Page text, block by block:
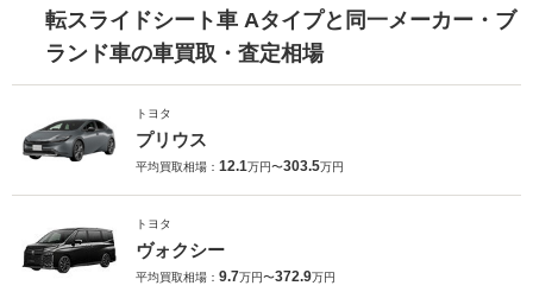
転スライドシート車 Aタイプと同一メーカー・ブ
ランド車の車買取・査定相場
トヨタ
プリウス
平均買取相場： 12.1万円〜303.5万円
トヨタ
ヴォクシー
平均買取相場： 9.7万円〜372.9万円